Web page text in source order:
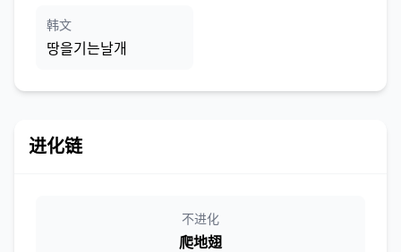
韩文
땅을기는날개
进化链
不进化
爬地翅